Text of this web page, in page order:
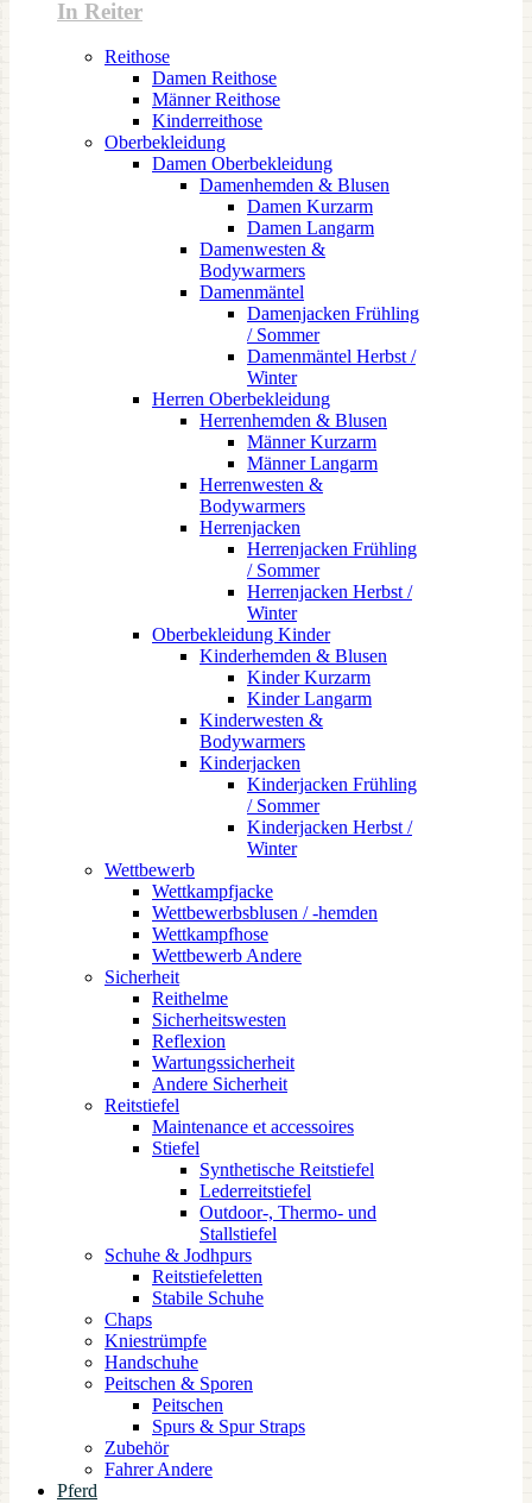
In Reiter
Reithose
Damen Reithose
Männer Reithose
Kinderreithose
Oberbekleidung
Damen Oberbekleidung
Damenhemden & Blusen
Damen Kurzarm
Damen Langarm
Damenwesten &
Bodywarmers
Damenmäntel
Damenjacken Frühling
/ Sommer
Damenmäntel Herbst /
Winter
Herren Oberbekleidung
Herrenhemden & Blusen
Männer Kurzarm
Männer Langarm
Herrenwesten &
Bodywarmers
Herrenjacken
Herrenjacken Frühling
/ Sommer
Herrenjacken Herbst /
Winter
Oberbekleidung Kinder
Kinderhemden & Blusen
Kinder Kurzarm
Kinder Langarm
Kinderwesten &
Bodywarmers
Kinderjacken
Kinderjacken Frühling
/ Sommer
Kinderjacken Herbst /
Winter
Wettbewerb
Wettkampfjacke
Wettbewerbsblusen / -hemden
Wettkampfhose
Wettbewerb Andere
Sicherheit
Reithelme
Sicherheitswesten
Reflexion
Wartungssicherheit
Andere Sicherheit
Reitstiefel
Maintenance et accessoires
Stiefel
Synthetische Reitstiefel
Lederreitstiefel
Outdoor-, Thermo- und
Stallstiefel
Schuhe & Jodhpurs
Reitstiefeletten
Stabile Schuhe
Chaps
Kniestrümpfe
Handschuhe
Peitschen & Sporen
Peitschen
Spurs & Spur Straps
Zubehör
Fahrer Andere
Pferd